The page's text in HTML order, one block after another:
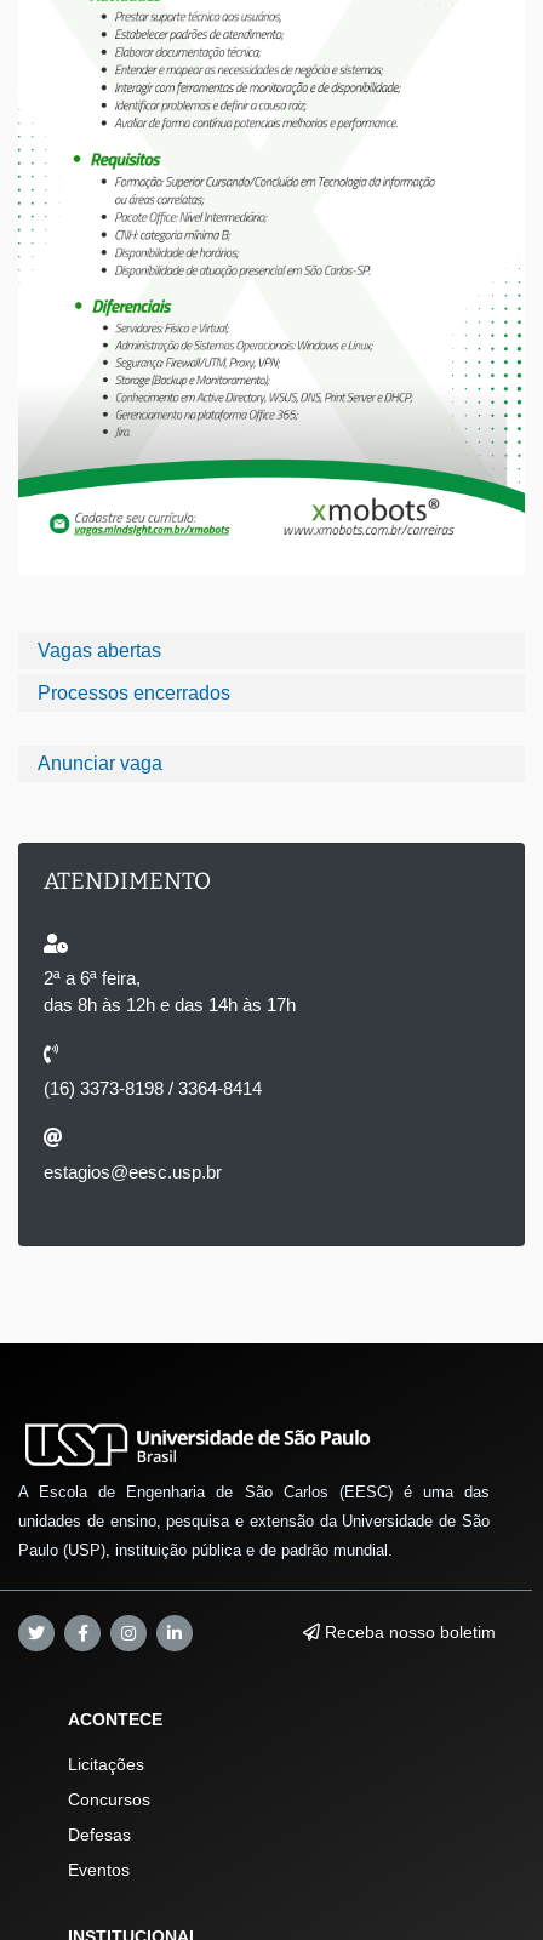
Vagas abertas
Processos encerrados
Anunciar vaga
ATENDIMENTO
2ª a 6ª feira,
das 8h às 12h e das 14h às 17h
(16) 3373-8198 / 3364-8414
estagios@eesc.usp.br
A Escola de Engenharia de São Carlos (EESC) é uma das
unidades de ensino, pesquisa e extensão da Universidade de São
Paulo (USP), instituição pública e de padrão mundial.
Receba nosso boletim
ACONTECE
Licitações
Concursos
Defesas
Eventos